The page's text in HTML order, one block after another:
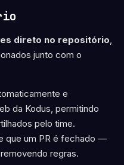
direto no repositório,
junto com o
e
da Kodus, permitindo
pelo time.
que um PR é fechado —
regras.